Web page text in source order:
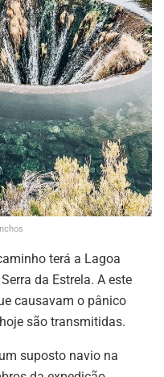
terá a Lagoa
da Estrela. A este
causavam o pânico
são transmitidas.
suposto navio na